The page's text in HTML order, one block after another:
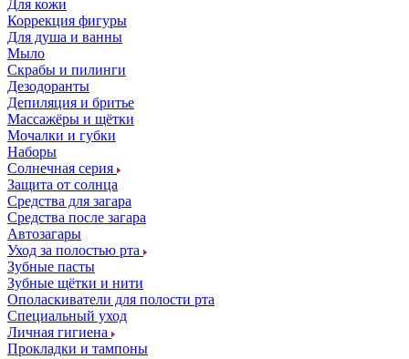
Для кожи
Коррекция фигуры
Для душа и ванны
Мыло
Скрабы и пилинги
Дезодоранты
Депиляция и бритье
Массажёры и щётки
Мочалки и губки
Наборы
Солнечная серия
Защита от солнца
Средства для загара
Средства после загара
Автозагары
Уход за полостью рта
Зубные пасты
Зубные щётки и нити
Ополаскиватели для полости рта
Специальный уход
Личная гигиена
Прокладки и тампоны